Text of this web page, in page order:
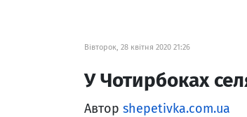
Вівторок, 28 квітня 2020 21:26
У Чотирбоках
Автор shepetivka.com.ua